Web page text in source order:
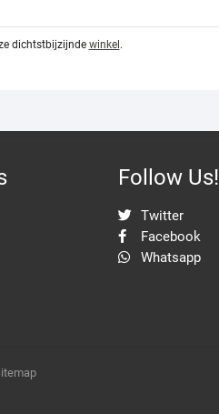
dichtstbijzijnde winkel .
Follow Us!
Twitter
Facebook
Whatsapp